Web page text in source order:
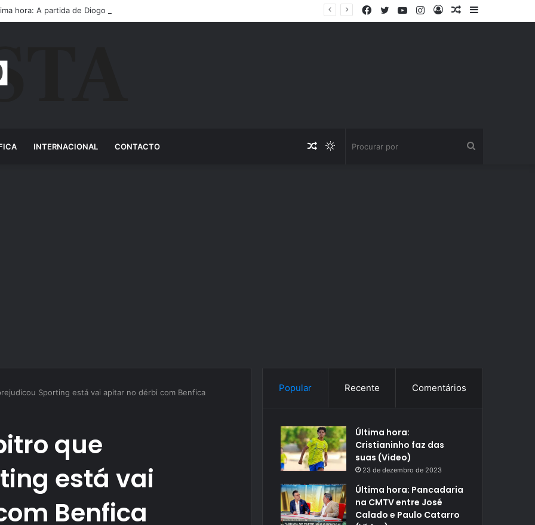
hora: A partida de Diogo Jota ainda é motivo de choro
Barra
Artigo
Entrar
Instagram
YouTube
Twitter
Facebook
INTERNACIONAL CONTACTO Switch
Artigo
Sporting está vai apitar no dérbi com Benfica
que
está vai
Benfica
Popular Recente Comentários
Última hora:
Cristianinho faz das
suas (Video)
23 de dezembro de 2023
Última hora: Pancadaria
na CMTV entre José
Calado e Paulo Catarro